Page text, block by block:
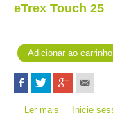
eTrex Touch 25
Ler mais acerca de
Inicie